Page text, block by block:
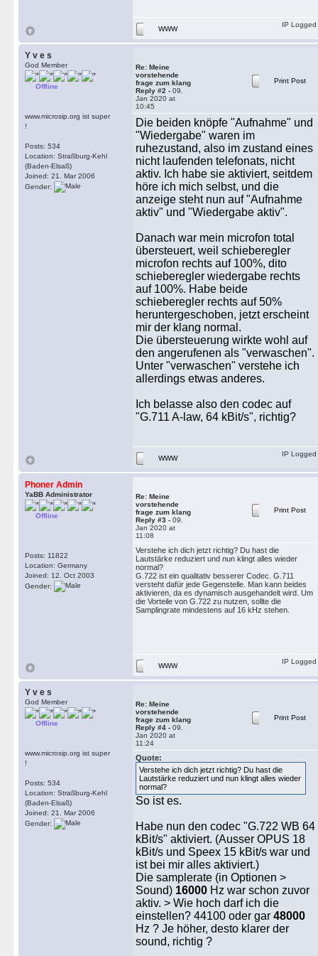
WWW
IP Logged
Y v e s
God Member
Offline
www.microsip.org ist super
!
Posts: 534
Location: Straßburg-Kehl
(Baden-Elsaß)
Joined: 21. Mar 2006
Gender:
Re: Meine
vorstehende
frage zum klang
Reply #2 - 09.
Jan 2020 at
10:45
Print Post
Die beiden knöpfe "Aufnahme" und
"Wiedergabe" waren im
ruhezustand, also im zustand eines
nicht laufenden telefonats, nicht
aktiv. Ich habe sie aktiviert, seitdem
höre ich mich selbst, und die
anzeige steht nun auf "Aufnahme
aktiv" und "Wiedergabe aktiv".
Danach war mein microfon total
übersteuert, weil schieberegler
microfon rechts auf 100%, dito
schieberegler wiedergabe rechts
auf 100%. Habe beide
schieberegler rechts auf 50%
heruntergeschoben, jetzt erscheint
mir der klang normal.
Die übersteuerung wirkte wohl auf
den angerufenen als "verwaschen".
Unter "verwaschen" verstehe ich
allerdings etwas anderes.
Ich belasse also den codec auf
"G.711 A-law, 64 kBit/s", richtig?
WWW
IP Logged
Phoner Admin
YaBB Administrator
Offline
Posts: 11822
Location: Germany
Joined: 12. Oct 2003
Gender:
Re: Meine
vorstehende
frage zum klang
Reply #3 - 09.
Jan 2020 at
11:08
Print Post
Verstehe ich dich jetzt richtig? Du hast die
Lautstärke reduziert und nun klingt alles wieder
normal?
G.722 ist ein qualitativ besserer Codec. G.711
versteht dafür jede Gegenstelle. Man kann beides
aktivieren, da es dynamisch ausgehandelt wird. Um
die Vorteile von G.722 zu nutzen, sollte die
Samplingrate mindestens auf 16 kHz stehen.
WWW
IP Logged
Y v e s
God Member
Offline
www.microsip.org ist super
!
Posts: 534
Location: Straßburg-Kehl
(Baden-Elsaß)
Joined: 21. Mar 2006
Gender:
Re: Meine
vorstehende
frage zum klang
Reply #4 - 09.
Jan 2020 at
11:24
Print Post
Quote:
Verstehe ich dich jetzt richtig? Du hast die
Lautstärke reduziert und nun klingt alles wieder
normal?
So ist es.
Habe nun den codec "G.722 WB 64
kBit/s" aktiviert. (Ausser OPUS 18
kBit/s und Speex 15 kBit/s war und
ist bei mir alles aktiviert.)
Die samplerate (in Optionen >
Sound) 16000 Hz war schon zuvor
aktiv. > Wie hoch darf ich die
einstellen? 44100 oder gar 48000
Hz ? Je höher, desto klarer der
sound, richtig ?